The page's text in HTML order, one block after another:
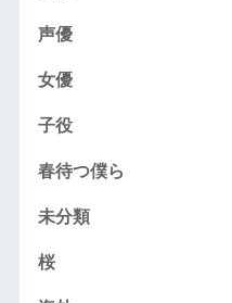
声優
女優
子役
春待つ僕ら
未分類
桜